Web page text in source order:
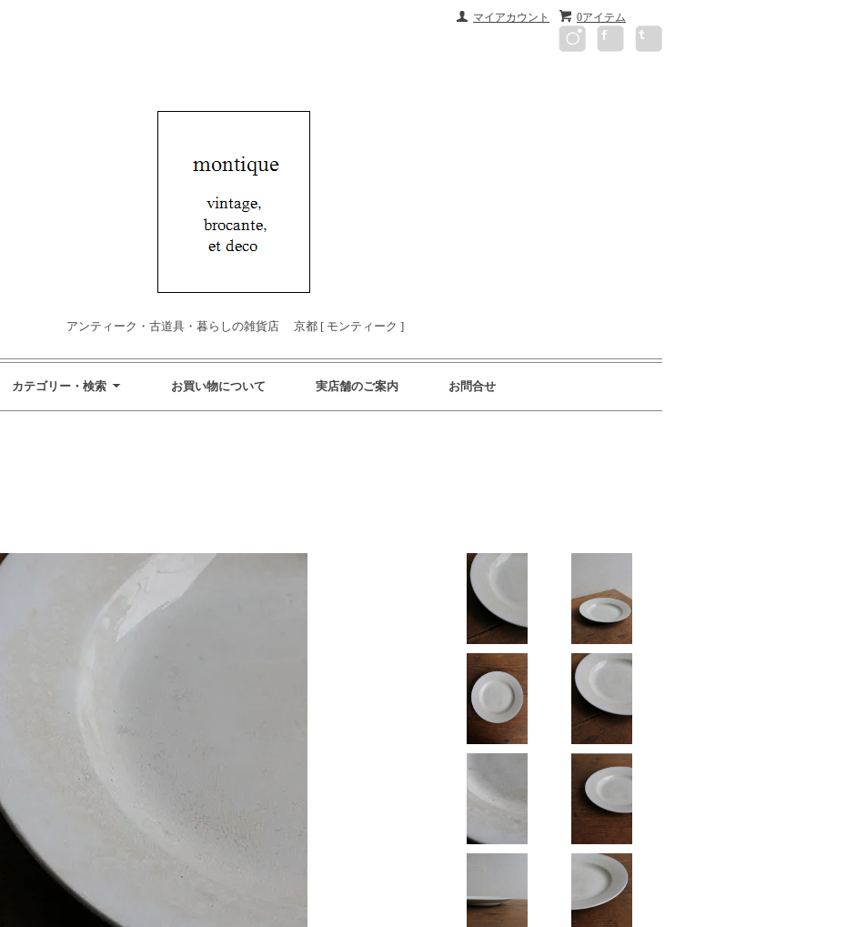
0アイテム
マイアカウント
アンティーク・古道具・暮らしの雑貨店 京都 [ モンティーク ]
カテゴリー・検索 お買い物について 実店舗のご案内 お問合せ